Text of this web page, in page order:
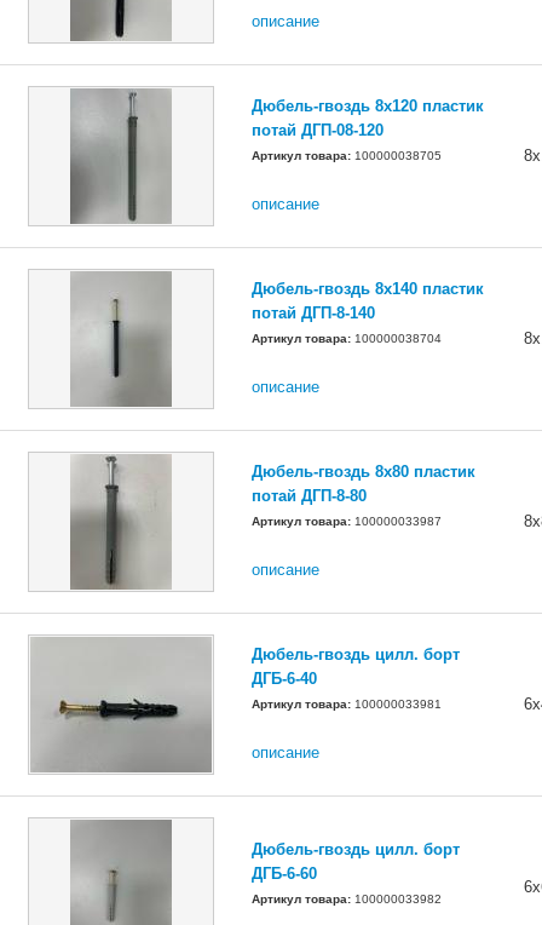
описание
Дюбель-гвоздь 8x120 пластик
потай ДГП-08-120
Артикул товара: 100000038705
описание
Дюбель-гвоздь 8x140 пластик
потай ДГП-8-140
Артикул товара: 100000038704
описание
Дюбель-гвоздь 8x80 пластик
потай ДГП-8-80
Артикул товара: 100000033987
описание
Дюбель-гвоздь цилл. борт
ДГБ-6-40
Артикул товара: 100000033981
описание
Дюбель-гвоздь цилл. борт
ДГБ-6-60
Артикул товара: 100000033982